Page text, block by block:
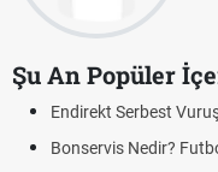
Şu An Popüler
Endirekt Serbest
Bonservis Nedir?